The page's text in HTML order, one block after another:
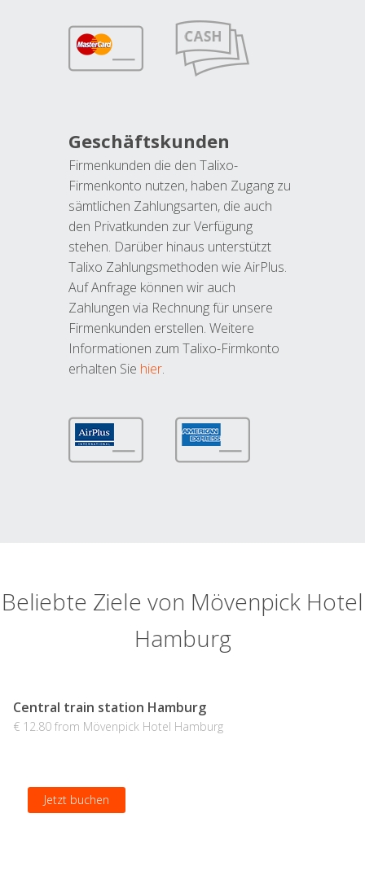
Geschäftskunden
Firmenkunden die den Talixo-
Firmenkonto nutzen, haben Zugang zu
sämtlichen Zahlungsarten, die auch
den Privatkunden zur Verfügung
stehen. Darüber hinaus unterstützt
Talixo Zahlungsmethoden wie AirPlus.
Auf Anfrage können wir auch
Zahlungen via Rechnung für unsere
Firmenkunden erstellen. Weitere
Informationen zum Talixo-Firmkonto
erhalten Sie hier.
Beliebte Ziele von Mövenpick Hotel
Hamburg
Central train station Hamburg
€ 12.80 from Mövenpick Hotel Hamburg
Jetzt buchen